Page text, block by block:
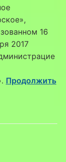
16
2017
Продолжить